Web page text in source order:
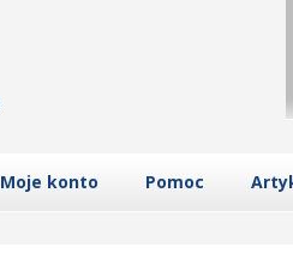
Moje konto Pomoc